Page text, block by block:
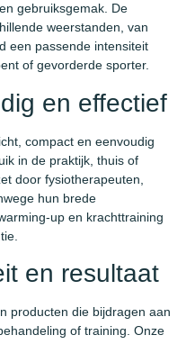
gebruiksgemak. De
weerstanden, van
een passende intensiteit
of gevorderde sporter.
en effectief
compact en eenvoudig
in de praktijk, thuis of
door fysiotherapeuten,
hun brede
up en krachttraining
en resultaat
producten die bijdragen aan
of training. Onze